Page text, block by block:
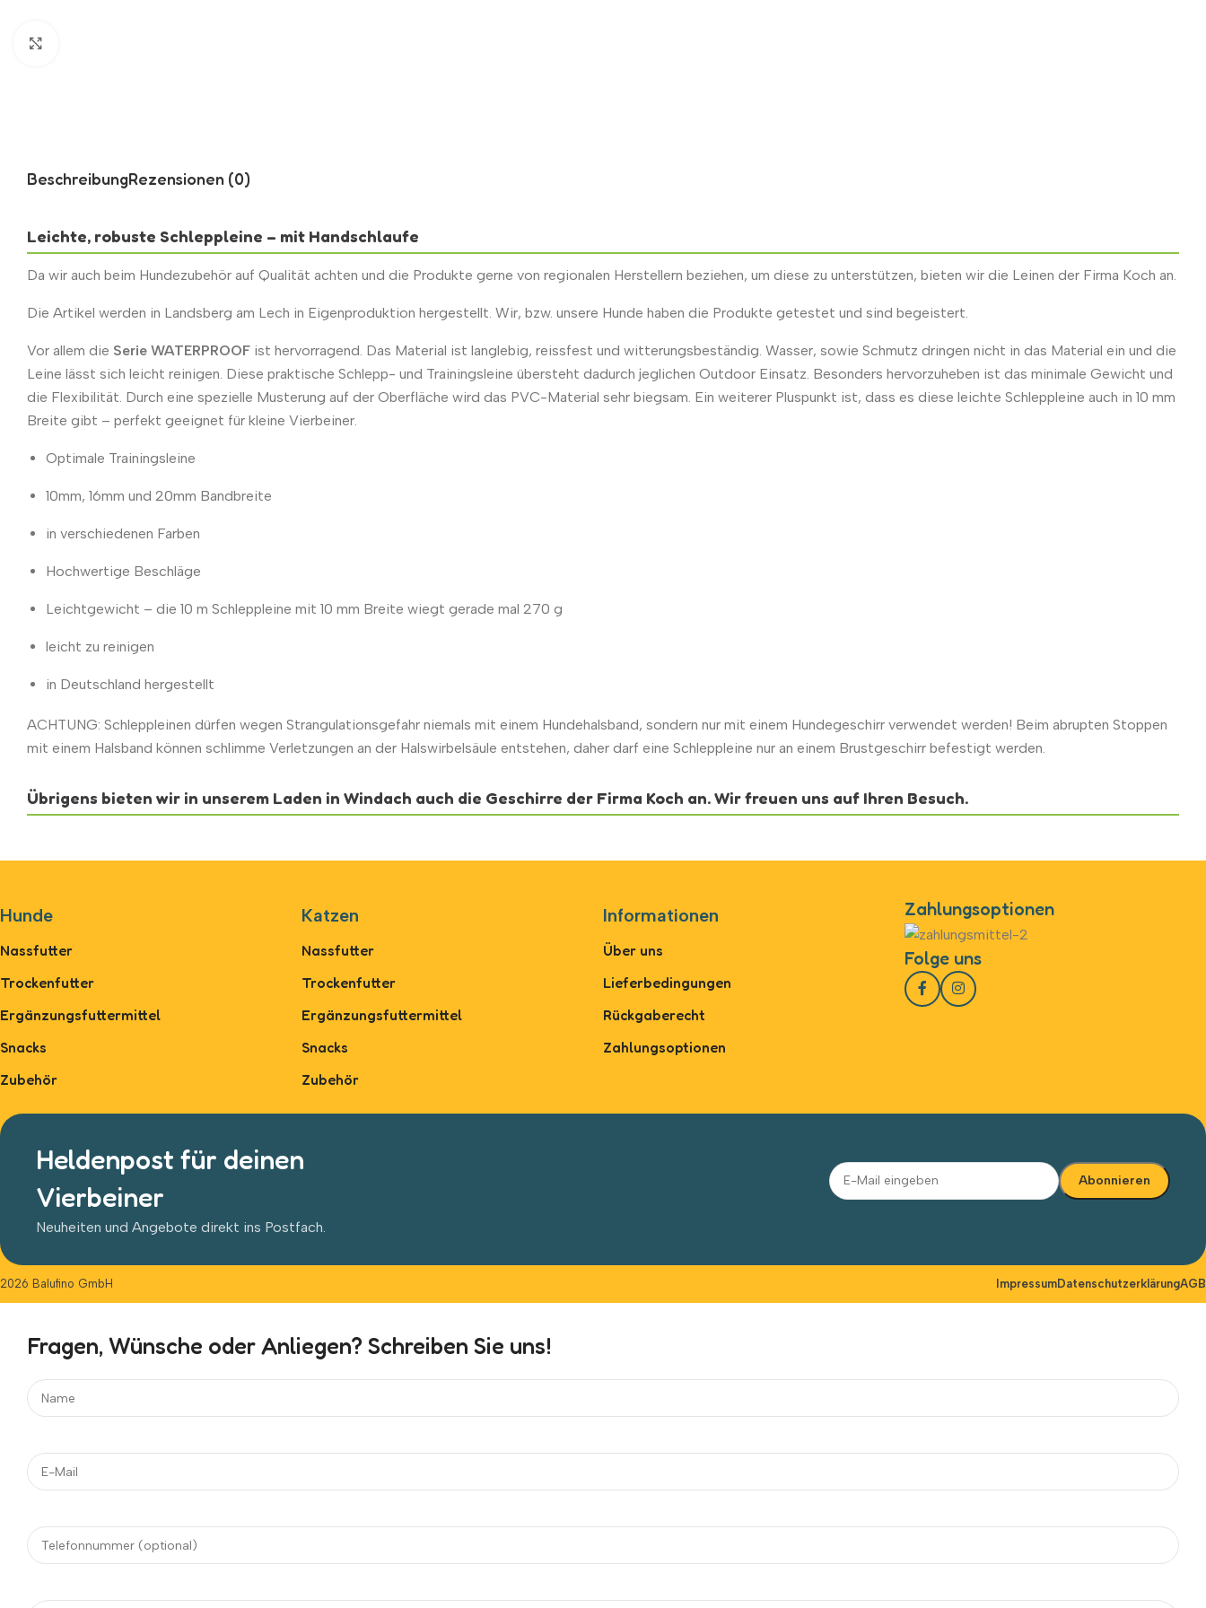
BeschreibungRezensionen (0)
Leichte, robuste Schleppleine – mit Handschlaufe
Da wir auch beim Hundezubehör auf Qualität achten und die Produkte gerne von regionalen Herstellern beziehen, um diese zu unterstützen, bieten wir die Leinen der Firma Koch an.
Die Artikel werden in Landsberg am Lech in Eigenproduktion hergestellt. Wir, bzw. unsere Hunde haben die Produkte getestet und sind begeistert.
Vor allem die Serie WATERPROOF ist hervorragend. Das Material ist langlebig, reissfest und witterungsbeständig. Wasser, sowie Schmutz dringen nicht in das Material ein und die
Leine lässt sich leicht reinigen. Diese praktische Schlepp- und Trainingsleine übersteht dadurch jeglichen Outdoor Einsatz. Besonders hervorzuheben ist das minimale Gewicht und
die Flexibilität. Durch eine spezielle Musterung auf der Oberfläche wird das PVC-Material sehr biegsam. Ein weiterer Pluspunkt ist, dass es diese leichte Schleppleine auch in 10 mm
Breite gibt – perfekt geeignet für kleine Vierbeiner.
Optimale Trainingsleine
10mm, 16mm und 20mm Bandbreite
in verschiedenen Farben
Hochwertige Beschläge
Leichtgewicht – die 10 m Schleppleine mit 10 mm Breite wiegt gerade mal 270 g
leicht zu reinigen
in Deutschland hergestellt
ACHTUNG: Schleppleinen dürfen wegen Strangulationsgefahr niemals mit einem Hundehalsband, sondern nur mit einem Hundegeschirr verwendet werden! Beim abrupten Stoppen
mit einem Halsband können schlimme Verletzungen an der Halswirbelsäule entstehen, daher darf eine Schleppleine nur an einem Brustgeschirr befestigt werden.
Übrigens bieten wir in unserem Laden in Windach auch die Geschirre der Firma Koch an. Wir freuen uns auf Ihren Besuch.
Hunde
Nassfutter
Trockenfutter
Ergänzungsfuttermittel
Snacks
Zubehör
Katzen
Nassfutter
Trockenfutter
Ergänzungsfuttermittel
Snacks
Zubehör
Informationen
Über uns
Lieferbedingungen
Rückgaberecht
Zahlungsoptionen
Zahlungsoptionen
Folge uns
Heldenpost für deinen
Vierbeiner
Neuheiten und Angebote direkt ins Postfach.
2026 Balufino GmbH ImpressumDatenschutzerklärungAGB
Fragen, Wünsche oder Anliegen? Schreiben Sie uns!